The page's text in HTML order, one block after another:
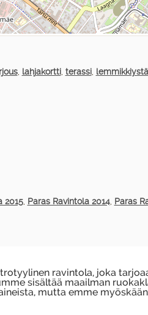
, lahjakortti, terassi,
2015, Paras Ravintola 2014, Paras
ravintola, joka
sisältää maailman
mutta emme